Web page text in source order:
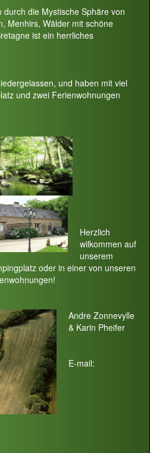
die Mystische Sphäre von
Menhirs, Wälder mit schöne
ist ein herrliches
und haben mit viel
und zwei Ferienwohnungen
Herzlich
wilkommen auf
unserem
oder in einer von unseren
Andre Zonnevylle
& Karin Pheifer
E-mail: